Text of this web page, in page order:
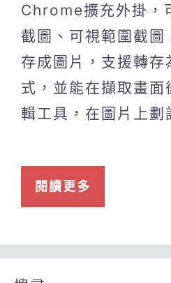
Chrome擴充外掛，
截圖、可視範圍截圖
存成圖片，支援轉存
式，並能在擷取畫面
輯工具，在圖片上劃
閱讀更多